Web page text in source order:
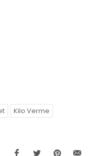
Kilo Verme